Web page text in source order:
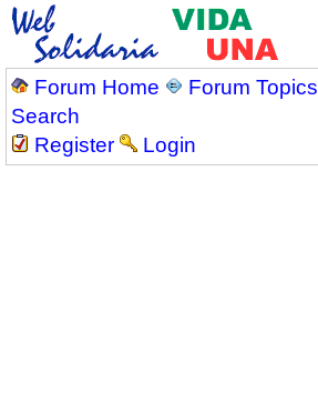
Forum Home Forum Topics
Search
Register
Login